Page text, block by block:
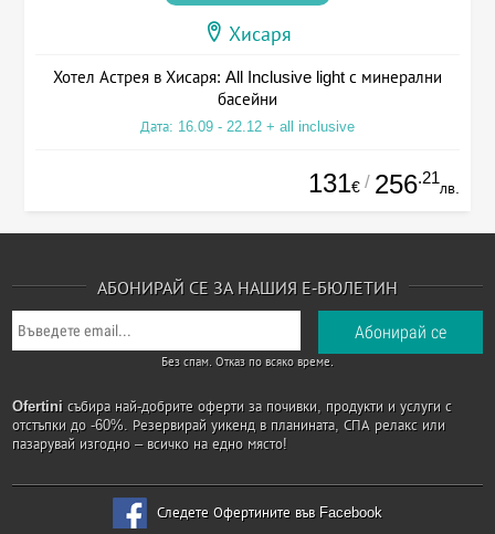
Хисаря
Хотел Астрея в Хисаря: All Inclusive light с минерални
басейни
Дата: 16.09 - 22.12 + all inclusive
131€ / 256.21
лв.
АБОНИРАЙ СЕ ЗА НАШИЯ Е-БЮЛЕТИН
Без спам. Отказ по всяко време.
Ofertini събира най-добрите оферти за почивки, продукти и услуги с
отстъпки до -60%. Резервирай уикенд в планината, СПА релакс или
пазарувай изгодно – всичко на едно място!
Следете Офертините във Facebook